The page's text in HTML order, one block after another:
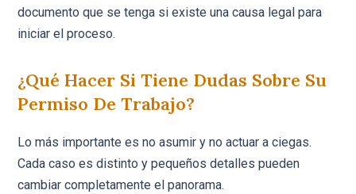
documento que se tenga si existe una causa legal para
iniciar el proceso.
¿Qué Hacer Si Tiene Dudas Sobre Su
Permiso De Trabajo?
Lo más importante es no asumir y no actuar a ciegas.
Cada caso es distinto y pequeños detalles pueden
cambiar completamente el panorama.